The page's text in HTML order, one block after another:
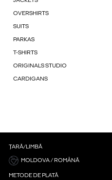
OVERSHIRTS
SUITS
PARKAS
T-SHIRTS
ORIGINALS STUDIO
CARDIGANS
ȚARĂ/LIMBĂ
MOLDOVA / ROMÂNĂ
METODE DE PLATĂ